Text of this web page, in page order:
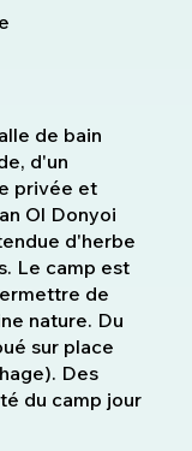
de bain
d'un
privée et
Ol Donyoi
d'herbe
Le camp est
de
nature. Du
sur place
Des
du camp jour